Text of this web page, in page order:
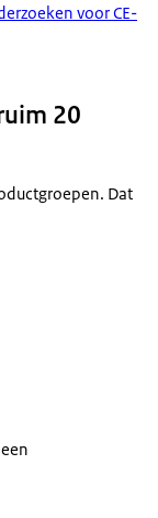
voor CE-
20
Dat